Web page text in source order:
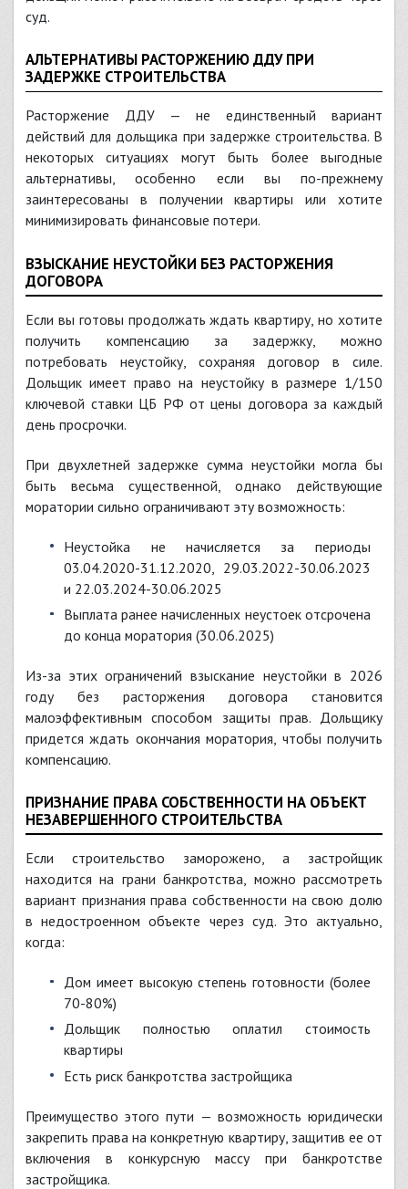
суд.
АЛЬТЕРНАТИВЫ РАСТОРЖЕНИЮ ДДУ ПРИ
ЗАДЕРЖКЕ СТРОИТЕЛЬСТВА
Расторжение ДДУ — не единственный вариант
действий для дольщика при задержке строительства. В
некоторых ситуациях могут быть более выгодные
альтернативы, особенно если вы по-прежнему
заинтересованы в получении квартиры или хотите
минимизировать финансовые потери.
ВЗЫСКАНИЕ НЕУСТОЙКИ БЕЗ РАСТОРЖЕНИЯ
ДОГОВОРА
Если вы готовы продолжать ждать квартиру, но хотите
получить компенсацию за задержку, можно
потребовать неустойку, сохраняя договор в силе.
Дольщик имеет право на неустойку в размере 1/150
ключевой ставки ЦБ РФ от цены договора за каждый
день просрочки.
При двухлетней задержке сумма неустойки могла бы
быть весьма существенной, однако действующие
моратории сильно ограничивают эту возможность:
Неустойка не начисляется за периоды
03.04.2020-31.12.2020, 29.03.2022-30.06.2023
и 22.03.2024-30.06.2025
Выплата ранее начисленных неустоек отсрочена
до конца моратория (30.06.2025)
Из-за этих ограничений взыскание неустойки в 2026
году без расторжения договора становится
малоэффективным способом защиты прав. Дольщику
придется ждать окончания моратория, чтобы получить
компенсацию.
ПРИЗНАНИЕ ПРАВА СОБСТВЕННОСТИ НА ОБЪЕКТ
НЕЗАВЕРШЕННОГО СТРОИТЕЛЬСТВА
Если строительство заморожено, а застройщик
находится на грани банкротства, можно рассмотреть
вариант признания права собственности на свою долю
в недостроенном объекте через суд. Это актуально,
когда:
Дом имеет высокую степень готовности (более
70-80%)
Дольщик полностью оплатил стоимость
квартиры
Есть риск банкротства застройщика
Преимущество этого пути — возможность юридически
закрепить права на конкретную квартиру, защитив ее от
включения в конкурсную массу при банкротстве
застройщика.